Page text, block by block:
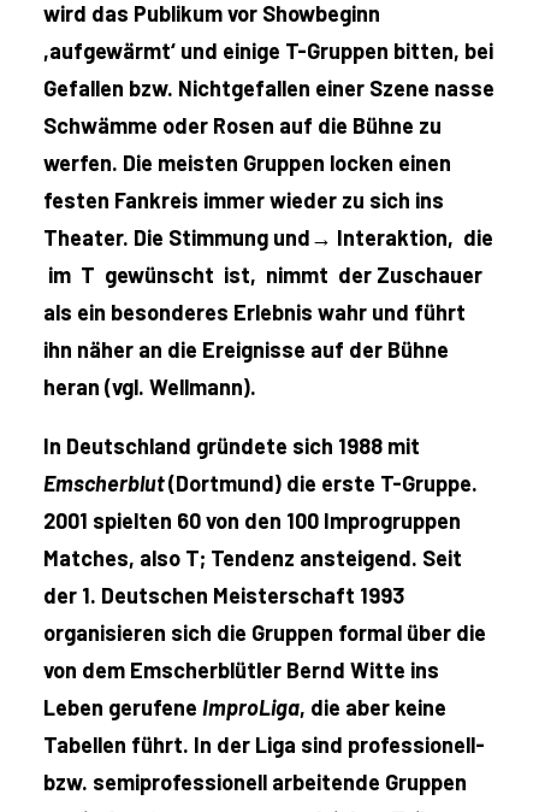
wird das Publikum vor Showbeginn
,aufgewärmt‘ und einige T-Gruppen bitten, bei
Gefallen bzw. Nichtgefallen einer Szene nasse
Schwämme oder Rosen auf die Bühne zu
werfen. Die meisten Gruppen locken einen
festen Fankreis immer wieder zu sich ins
Theater. Die Stimmung und→ Interaktion, die
im T gewünscht ist, nimmt der Zuschauer
als ein besonderes Erlebnis wahr und führt
ihn näher an die Ereignisse auf der Bühne
heran (vgl. Wellmann).
In Deutschland gründete sich 1988 mit
Emscherblut(Dortmund) die erste T-Gruppe.
2001 spielten 60 von den 100 Improgruppen
Matches, also T; Tendenz ansteigend. Seit
der 1. Deutschen Meisterschaft 1993
organisieren sich die Gruppen formal über die
von dem Emscherblütler Bernd Witte ins
Leben gerufene ImproLiga, die aber keine
Tabellen führt. In der Liga sind professionell-
bzw. semiprofessionell arbeitende Gruppen